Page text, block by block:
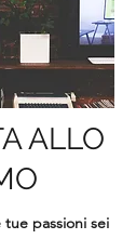
ALLO
passioni sei